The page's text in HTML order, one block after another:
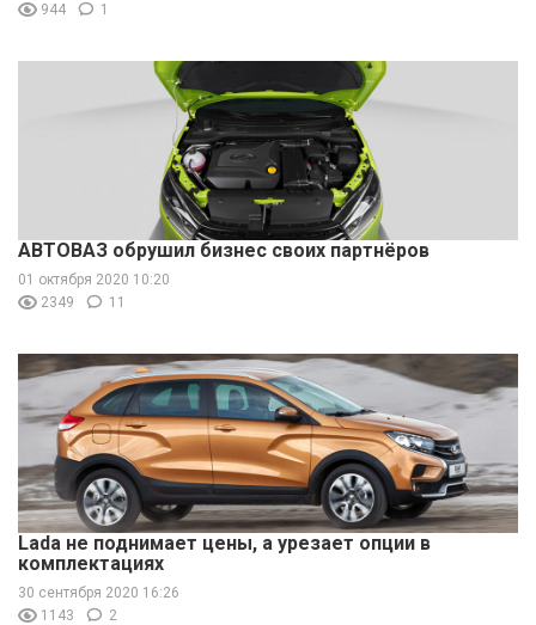
944
1
АВТОВАЗ обрушил бизнес своих партнёров
01 октября 2020 10:20
2349
11
Lada не поднимает цены, а урезает опции в
комплектациях
30 сентября 2020 16:26
1143
2